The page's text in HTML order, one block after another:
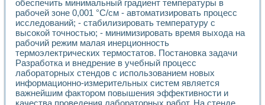
Универсальный стенд для исследования электрических
Лабораторные практикумы по информационно-
Виртуальный измеритель частотных характеристик на
Лабораторный практикум по основам теории Коммутации
Разработка виртуальной лабораторной работы
Виртуальные практикумы по электротехнике в среде
Из опыта внедрения в рамках национального проекта
Исследование эффективности решателей
Опыт разработки LabVIEW лабораторных практикумов
обеспечить минимальный градиент температуры в
рабочей зоне 0,001 °С/см - автоматизировать процесс
исследований; - стабилизировать температуру с
высокой точностью; - минимизировать время выхода на
рабочий режим малая инерционность
термоэлектрических термостатов. Постановка задачи
Разработка и внедрение в учебный процесс
лабораторных стендов с использованием новых
информационно-измерительных систем является
важнейшим фактором повышения эффективности и